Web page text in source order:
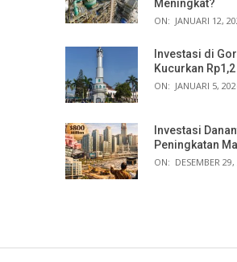
Meningkat?
ON: JANUARI 12,
Investasi di
Kucurkan
ON: JANUARI 5,
Investasi
Peningkatan
ON: DESEMBER